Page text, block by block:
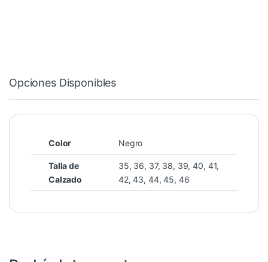
Opciones Disponibles
Color Negro
Talla de
Calzado
35, 36, 37, 38, 39, 40, 41,
42, 43, 44, 45, 46